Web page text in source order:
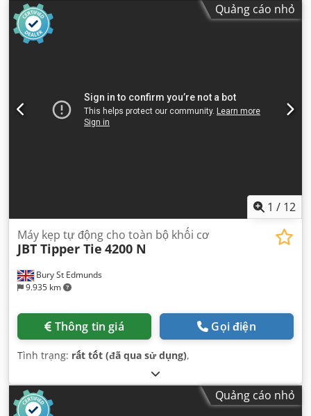
Quảng cáo nhỏ
1 / 12
Bury St Edmunds
9.935 km
Máy kẹp tự động cho toàn bộ khối cơ
JBT Tipper Tie 4200 N
Thông tin giá Gọi điện
Tình trạng: rất tốt (đã qua sử dụng),
Quảng cáo nhỏ